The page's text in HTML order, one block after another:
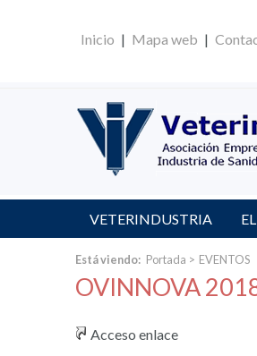
Inicio | Mapa web |
VETERINDUSTRIA
Está viendo: Portada > EVENTOS
OVINNOVA
Acceso enlace